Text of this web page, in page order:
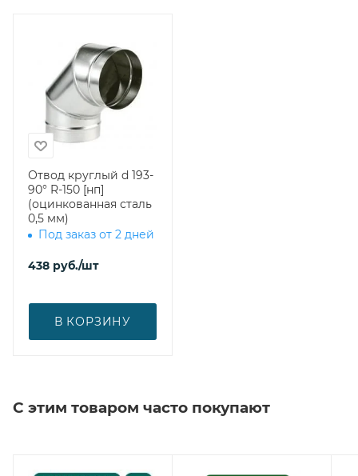
Отвод круглый d 193-
90° R-150 [нп]
(оцинкованная сталь
0,5 мм)
Под заказ от 2 дней
438 руб./шт
В КОРЗИНУ
С этим товаром часто покупают